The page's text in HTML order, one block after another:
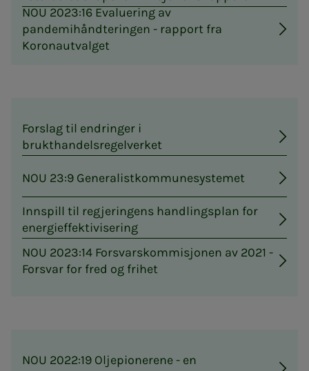
NOU 2023:16 Evaluering av
pandemihåndteringen - rapport fra
Koronautvalget
Forslag til endringer i
brukthandelsregelverket
NOU 23:9 Generalistkommunesystemet
Innspill til regjeringens handlingsplan for
energieffektivisering
NOU 2023:14 Forsvarskommisjonen av 2021 -
Forsvar for fred og frihet
NOU 2022:19 Oljepionerene - en